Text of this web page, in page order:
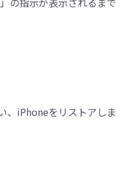
、iPhoneをリストアしま